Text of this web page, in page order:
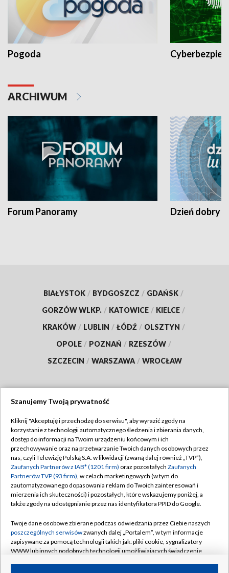
Pogoda
ARCHIWUM
Forum Panoramy Dzień dobry
BIAŁYSTOK / BYDGOSZCZ / GDAŃSK /
GORZÓW WLKP. / KATOWICE / KIELCE /
KRAKÓW / LUBLIN / ŁÓDŹ / OLSZTYN /
OPOLE / POZNAŃ / RZESZÓW /
SZCZECIN / WARSZAWA / WROCŁAW
TVP
Abonament TVP
Emisja w TVP
Centrum informacji TVP
Naziemna Telewizja Cyfrowa
Rada Programowa
System NOS
Informacje o nadawcy
Regulamin TVP
Polityka prywatności
Moje zgody
Pomoc
Kontakt
Kanały
Szanujemy Twoją prywatność
Kliknij "Akceptuję i przechodzę do serwisu", aby wyrazić zgody na
korzystanie z technologii automatycznego śledzenia i zbierania danych,
dostęp do informacji na Twoim urządzeniu końcowym i ich
przechowywanie oraz na przetwarzanie Twoich danych osobowych przez
nas, czyli Telewizję Polską S.A. w likwidacji (zwaną dalej również „TVP”),
Zaufanych Partnerów z IAB* (1201 firm) oraz pozostałych Zaufanych
Partnerów TVP (93 firm), w celach marketingowych (w tym do
zautomatyzowanego dopasowania reklam do Twoich zainteresowań i
mierzenia ich skuteczności) i pozostałych, które wskazujemy poniżej, a
także zgody na udostępnianie przez nas identyfikatora PPID do Google.
Twoje dane osobowe zbierane podczas odwiedzania przez Ciebie naszych
poszczególnych serwisówzwanych dalej „Portalem”, w tym informacje
zapisywane za pomocą technologii takich jak: pliki cookie, sygnalizatory
WWW lub innych podobnych technologii umożliwiających świadczenie